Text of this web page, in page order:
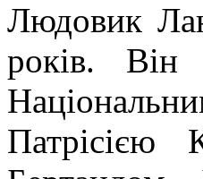
Людовик
років.